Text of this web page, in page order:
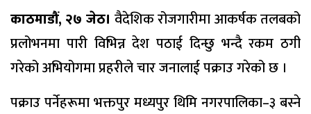
काठमाडौं, २७ जेठ। वैदेशिक रोजगारीमा आकर्षक तलबको
प्रलोभनमा पारी विभिन्न देश पठाई दिन्छु भन्दै रकम ठगी
गरेको अभियोगमा प्रहरीले चार जनालाई पक्राउ गरेको छ ।
पक्राउ पर्नेहरूमा भक्तपुर मध्यपुर थिमि नगरपालिका–३ बस्ने